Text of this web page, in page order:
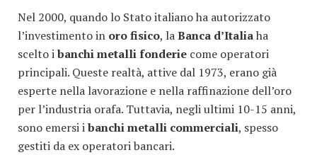
Nel 2000, quando lo Stato italiano ha autorizzato
l’investimento in oro fisico, laBanca d’Italiaha
scelto ibanchi metalli fonderie come operatori
principali. Queste realtà, attive dal 1973, erano già
esperte nella lavorazione e nella raffinazione dell’oro
per l’industria orafa. Tuttavia, negli ultimi 10-15 anni,
sono emersi ibanchi metalli commerciali, spesso
gestiti da ex operatori bancari.